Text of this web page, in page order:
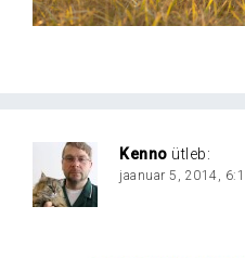
Kenno ütleb:
jaanuar 5, 2014,